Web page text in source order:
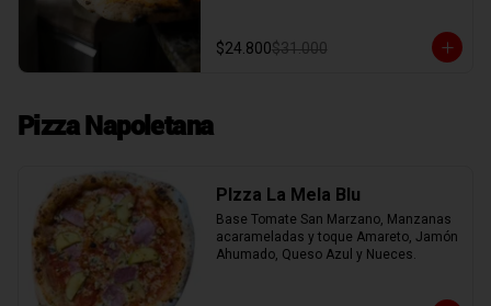
$24.800$31.000
Pizza Napoletana
PIzza La Mela Blu
Base Tomate San Marzano, Manzanas
acarameladas y toque Amareto, Jamón
Ahumado, Queso Azul y Nueces.